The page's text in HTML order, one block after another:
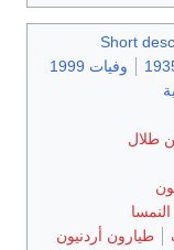
Short
وفيات 1999
طلال
طيارون أردنيون